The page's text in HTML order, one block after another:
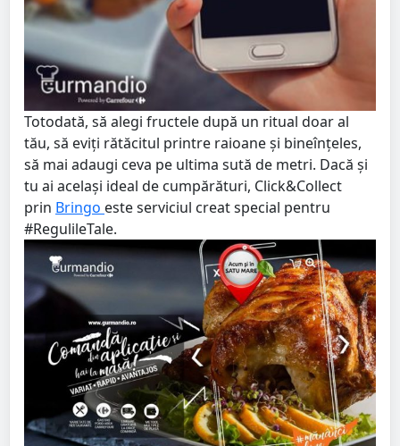
Totodată, să alegi fructele după un ritual doar al
tău, să eviți rătăcitul printre raioane și bineînțeles,
să mai adaugi ceva pe ultima sută de metri. Dacă și
tu ai același ideal de cumpărături, Click&Collect
prin Bringo este serviciul creat special pentru
#RegulileTale.